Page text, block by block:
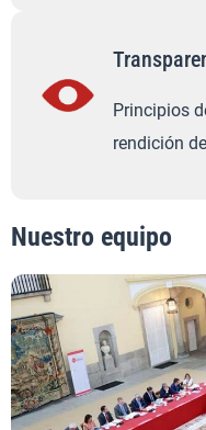
Principios
rendición
Nuestro equipo